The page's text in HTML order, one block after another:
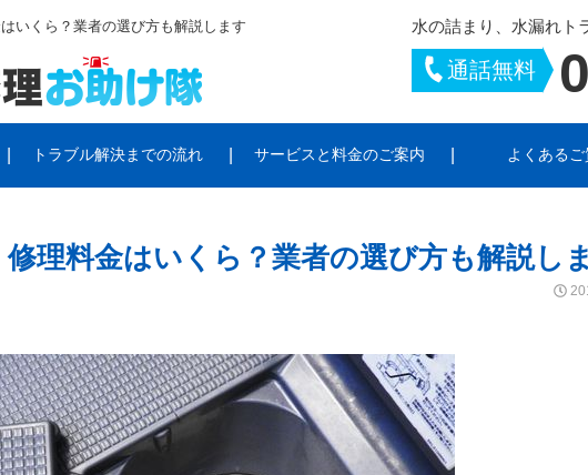
いくら？業者の選び方も解説します 水の詰まり、水漏れト
通話無料
トラブル解決までの流れ サービスと料金のご案内
蛇口のトラブル 給湯器・ポンプのトラブル 水栓柱・散水栓の
よくあるご
理料金はいくら？業者の選び方も解説し